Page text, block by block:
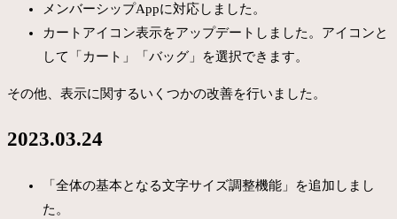
メンバーシップAppに対応しました。
カートアイコン表示をアップデートしました。アイコンと
して「カート」「バッグ」を選択できます。
その他、表示に関するいくつかの改善を行いました。
2023.03.24
「全体の基本となる文字サイズ調整機能」を追加しまし
た。